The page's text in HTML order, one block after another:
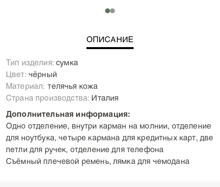
ОПИСАНИЕ
Тип изделия: сумка
Цвет: чёрный
Материал:
Телячья кожа
Страна производства: Италия
Дополнительная информация:
Одно отделение, внутри карман на молнии, отделение
для ноутбука, четыре кармана для кредитных карт, две
петли для ручек, отделение для телефона
Съёмный плечевой ремень, лямка для чемодана